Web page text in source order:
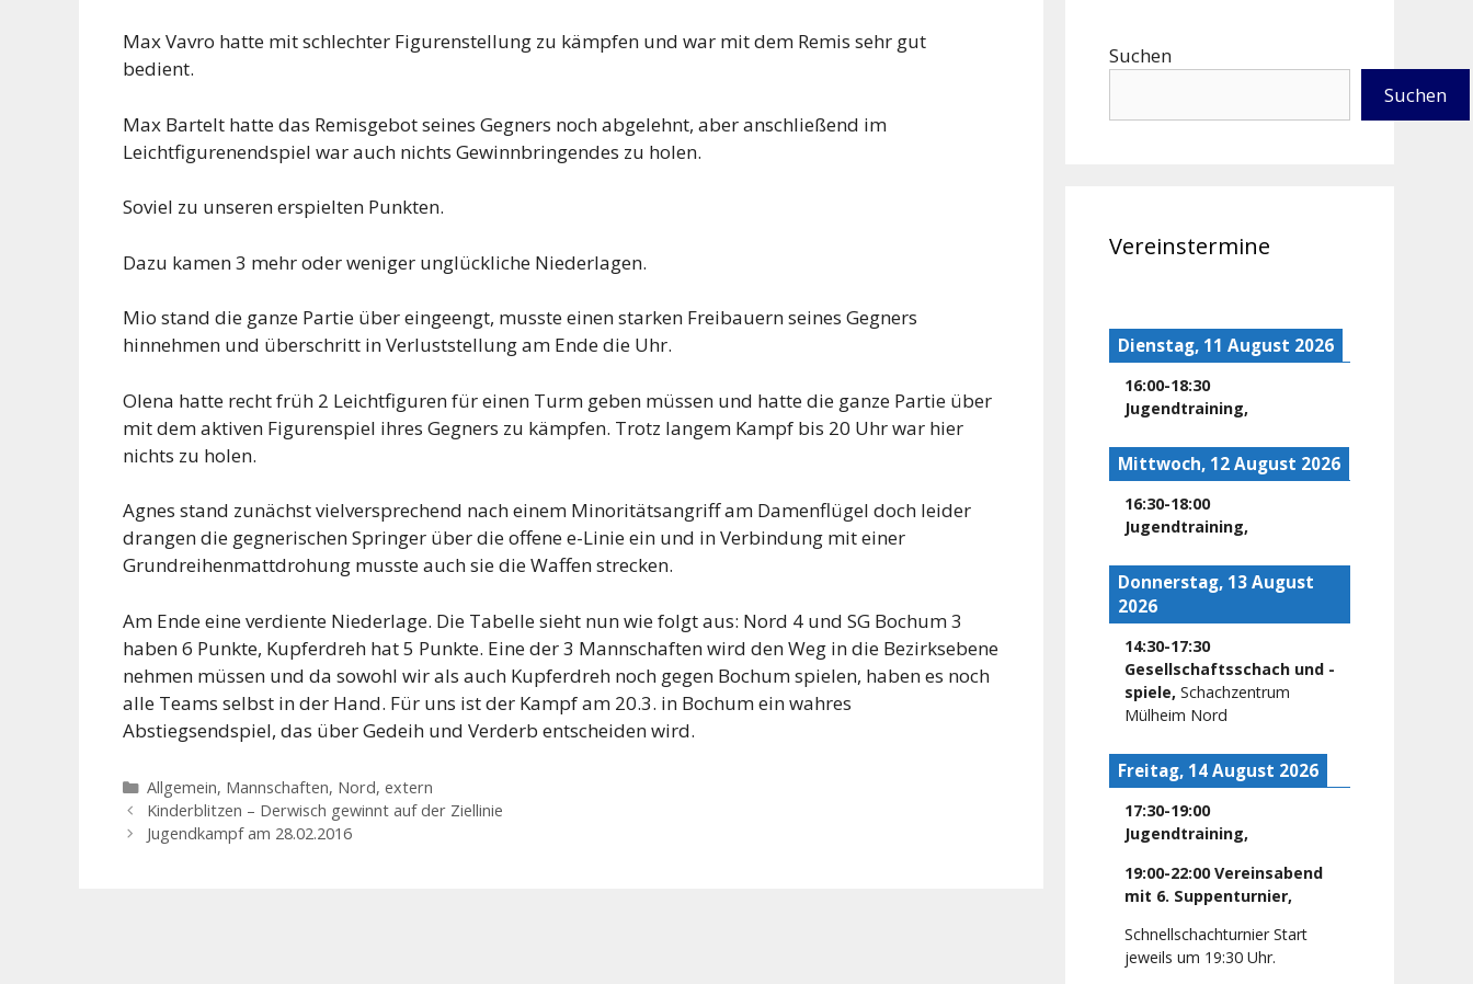
Max Vavro hatte mit schlechter Figurenstellung zu kämpfen und war mit dem Remis sehr gut
bedient.
Max Bartelt hatte das Remisgebot seines Gegners noch abgelehnt, aber anschließend im
Leichtfigurenendspiel war auch nichts Gewinnbringendes zu holen.
Soviel zu unseren erspielten Punkten.
Dazu kamen 3 mehr oder weniger unglückliche Niederlagen.
Mio stand die ganze Partie über eingeengt, musste einen starken Freibauern seines Gegners
hinnehmen und überschritt in Verluststellung am Ende die Uhr.
Olena hatte recht früh 2 Leichtfiguren für einen Turm geben müssen und hatte die ganze Partie über
mit dem aktiven Figurenspiel ihres Gegners zu kämpfen. Trotz langem Kampf bis 20 Uhr war hier
nichts zu holen.
Agnes stand zunächst vielversprechend nach einem Minoritätsangriff am Damenflügel doch leider
drangen die gegnerischen Springer über die offene e-Linie ein und in Verbindung mit einer
Grundreihenmattdrohung musste auch sie die Waffen strecken.
Am Ende eine verdiente Niederlage. Die Tabelle sieht nun wie folgt aus: Nord 4 und SG Bochum 3
haben 6 Punkte, Kupferdreh hat 5 Punkte. Eine der 3 Mannschaften wird den Weg in die Bezirksebene
nehmen müssen und da sowohl wir als auch Kupferdreh noch gegen Bochum spielen, haben es noch
alle Teams selbst in der Hand. Für uns ist der Kampf am 20.3. in Bochum ein wahres
Abstiegsendspiel, das über Gedeih und Verderb entscheiden wird.
Kategorien
Allgemein, Mannschaften, Nord, extern
Kinderblitzen – Derwisch gewinnt auf der Ziellinie
Jugendkampf am 28.02.2016
Suchen
Suchen
Vereinstermine
Dienstag, 11 August 2026
16:00-18:30
Jugendtraining,
Mittwoch, 12 August 2026
16:30-18:00
Jugendtraining,
Donnerstag, 13 August
2026
14:30-17:30
Gesellschaftsschach und -
spiele, Schachzentrum
Mülheim Nord
Freitag, 14 August 2026
17:30-19:00
Jugendtraining,
19:00-22:00 Vereinsabend
mit 6. Suppenturnier,
Schnellschachturnier Start
jeweils um 19:30 Uhr.